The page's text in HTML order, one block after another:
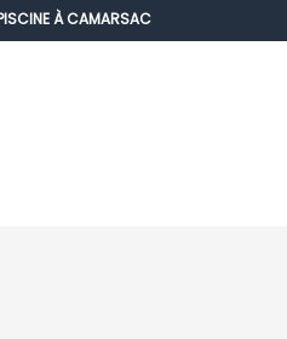
À CAMARSAC